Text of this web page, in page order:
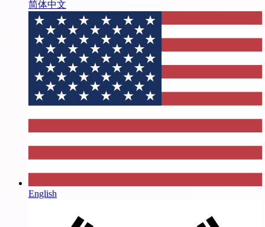
简体中文
English